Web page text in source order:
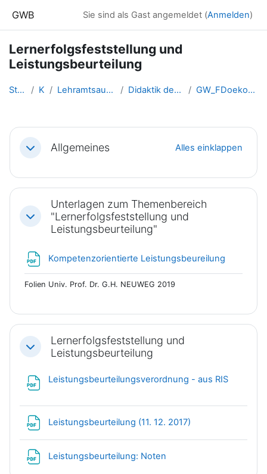
GWB Sie sind als Gast angemeldet (Anmelden)
Lernerfolgsfeststellung und
Leistungsbeurteilung
Startseite Kurse Lehramtsausbildung GW im Clust... Didaktik der ökonomischen Bild... GW_FDoekonomie_Leistungsfestst...
Abschnittsübersicht
EinklappenAllgemeines Alles einklappen
Einklappen
Unterlagen zum Themenbereich
"Lernerfolgsfeststellung und
Leistungsbeurteilung"
Kompetenzorientierte Leistungsbeureilung
Folien Univ. Prof. Dr. G.H. NEUWEG 2019
Einklappen
Lernerfolgsfeststellung und
Leistungsbeurteilung
Leistungsbeurteilungsverordnung - aus RISDatei
Leistungsbeurteilung (11. 12. 2017)
Leistungsbeurteilung: Noten